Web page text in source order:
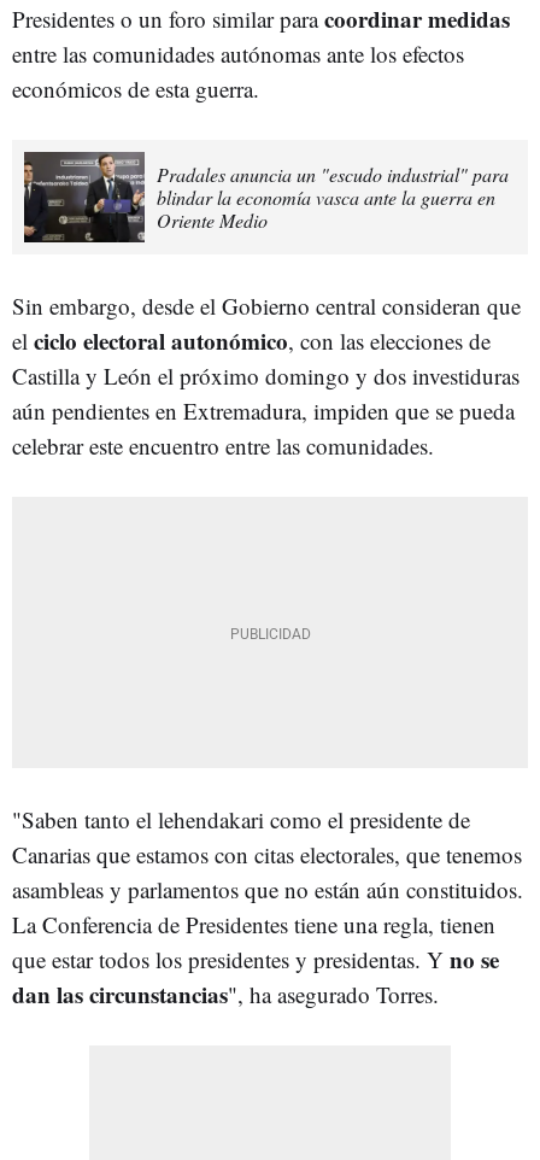
Presidentes o un foro similar paracoordinar medidas
entre las comunidades autónomas ante los efectos
económicos de esta guerra.
Pradales anuncia un "escudo industrial" para
blindar la economía vasca ante la guerra en
Oriente Medio
Sin embargo, desde el Gobierno central consideran que
el ciclo electoral autonómico, con las elecciones de
Castilla y León el próximo domingo y dos investiduras
aún pendientes en Extremadura, impiden que se pueda
celebrar este encuentro entre las comunidades.
"Saben tanto el lehendakari como el presidente de
Canarias que estamos con citas electorales, que tenemos
asambleas y parlamentos que no están aún constituidos.
La Conferencia de Presidentes tiene una regla, tienen
que estar todos los presidentes y presidentas. Y no se
dan las circunstancias", ha asegurado Torres.